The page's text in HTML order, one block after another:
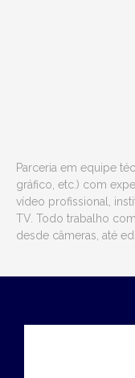
Parceria em equipe
gráfico, etc.) com
vídeo profissional,
TV. Todo trabalho
desde câmeras, até